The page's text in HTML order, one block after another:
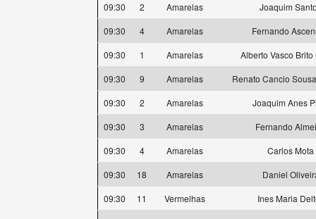
09:30
2 Amarelas
Joaquim
09:30
4 Amarelas
Fernando
09:30
1 Amarelas
Alberto Vasco Brito
09:30
9 Amarelas
Renato Cancio
09:30
2 Amarelas
Joaquim Anes
09:30
3 Amarelas
Fernando
09:30
4 Amarelas
Carlos Mota
09:30
18 Amarelas
Daniel
09:30
11 Vermelhas
Ines Maria